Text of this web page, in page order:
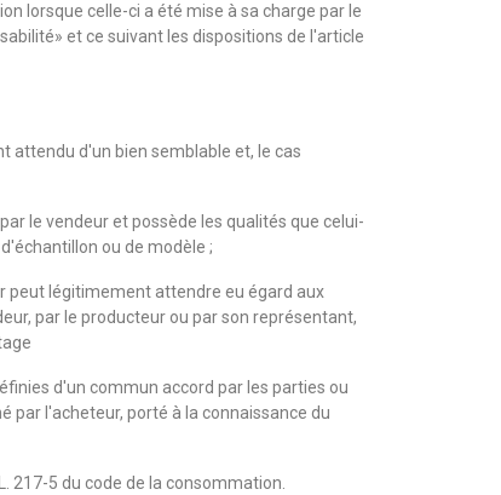
lorsque celle-ci a été mise à sa charge par le
et ce suivant les dispositions de l'article
attendu d'un bien semblable et, le cas
le vendeur et possède les qualités que celui-
ou de modèle ;
peut légitimement attendre eu égard aux
par le producteur ou par son représentant,
d'un commun accord par les parties ou
par l'acheteur, porté à la connaissance du
217-5 du code de la consommation.